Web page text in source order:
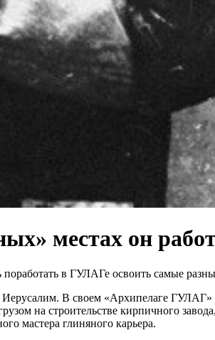
местах он
в ГУЛАГе освоить самые
В своем «Архипелаге ГУЛАГ»
на строительстве кирпичного
мастера глиняного карьера.